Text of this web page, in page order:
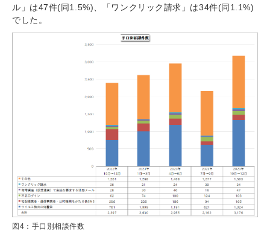
ル」は47件(同1.5%)、「ワンクリック請求」は34件(同1.1%)
でした。
図4：手口別相談件数